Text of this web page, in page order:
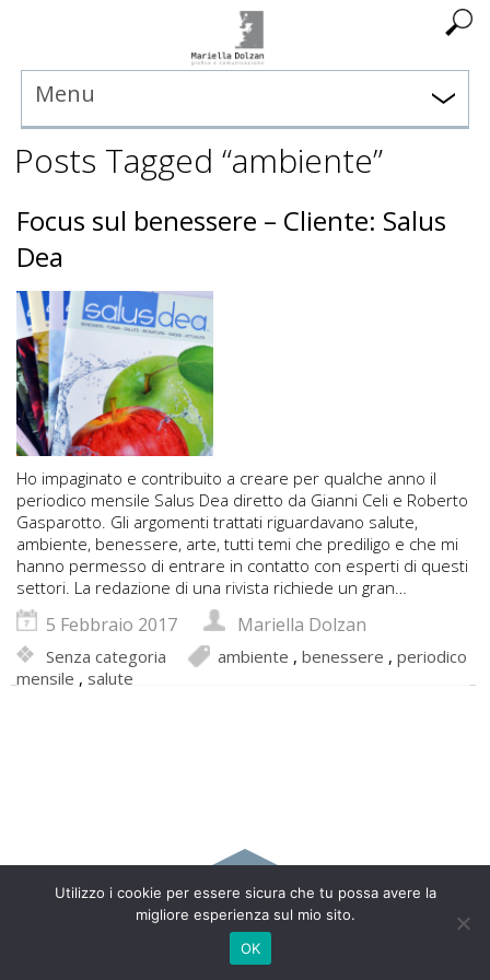
Menu
Posts Tagged “ambiente”
Focus sul benessere – Cliente: Salus
Dea
Ho impaginato e contribuito a creare per qualche anno il
periodico mensile Salus Dea diretto da Gianni Celi e Roberto
Gasparotto. Gli argomenti trattati riguardavano salute,
ambiente, benessere, arte, tutti temi che prediligo e che mi
hanno permesso di entrare in contatto con esperti di questi
settori. La redazione di una rivista richiede un gran…
5 Febbraio 2017 Mariella Dolzan
Senza categoria ambiente , benessere , periodico
mensile , salute
Copyright 2017 Mariella Dolzan - Via Nobili Cappello, 24 –
35015 Galliera Veneta (PD) – Italy | 333 7553544 |
info@marielladolzan.it
Utilizzo i cookie per essere sicura che tu possa avere la
migliore esperienza sul mio sito.
OK